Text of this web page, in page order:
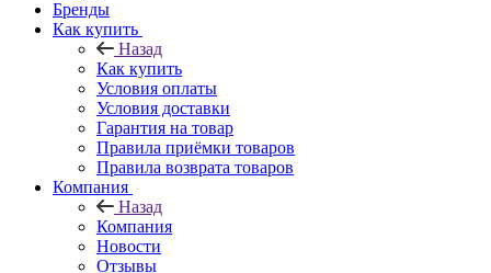
Бренды
Как купить
Назад
Как купить
Условия оплаты
Условия доставки
Гарантия на товар
Правила приёмки товаров
Правила возврата товаров
Компания
Назад
Компания
Новости
Отзывы